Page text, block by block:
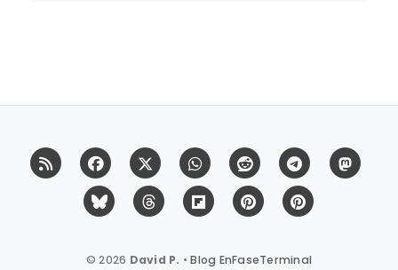
RSS FacebookX (Twitter)Whatsapp Reddit Telegram
Bluesky Threads Flipboard Pinterest
© 2026 David P. •Blog EnFaseTerminal